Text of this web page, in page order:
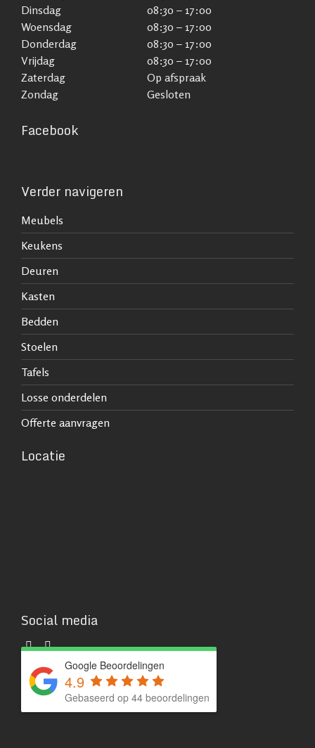
Dinsdag
08:30 – 17:00
Woensdag
08:30 – 17:00
Donderdag
08:30 – 17:00
Vrijdag
08:30 – 17:00
Zaterdag
Op afspraak
Zondag
Gesloten
Facebook
Verder navigeren
Meubels
Keukens
Deuren
Kasten
Bedden
Stoelen
Tafels
Losse onderdelen
Offerte aanvragen
Locatie
Social media
Google Beoordelingen
4.9
Gebaseerd op 44 beoordelingen